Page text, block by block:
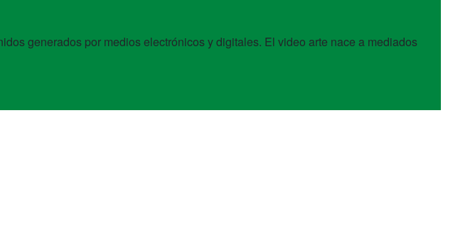
generados por medios electrónicos y digitales. El video arte nace a mediados